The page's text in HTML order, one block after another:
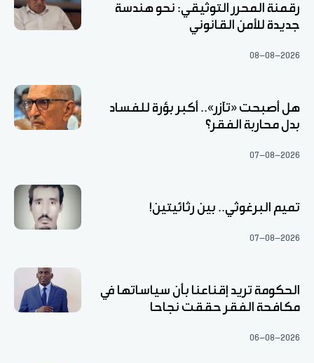
رقمنة المحرر التوثيقي: نحو هندسة
جديدة للأمن القانوني
08-08-2026
هل أصبحت «تآزر».. أكبر بؤرة للفساد
بدل محاربة الفقر؟
07-08-2026
تميم البرغوثي.. بين رثائيتين!
07-08-2026
الحكومة تريد إقناعنا بأن سياساتها في
مكافحة الفقر حققت نجاحا
06-08-2026